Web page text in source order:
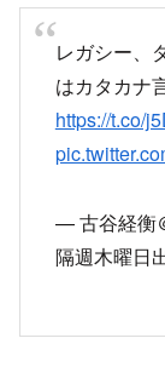
レガシー、
はカタカナ
https://t.co/
— 古谷経衡
隔週木曜日